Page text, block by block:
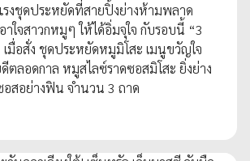
รงชุดประหยัดที่สายปิ้งย่างห้ามพลาด
าใจสาวกหมูๆ ให้ได้อิ่มจุใจ กับรอบนี้ “3
มื่อสั่ง ชุดประหยัดหมูมิโสะ เมนูขวัญใจ
ลอดกาล หมูสไลซ์ราดซอสมิโสะ ยิ่งย่าง
สอย่างฟิน จำนวน 3 ถาด